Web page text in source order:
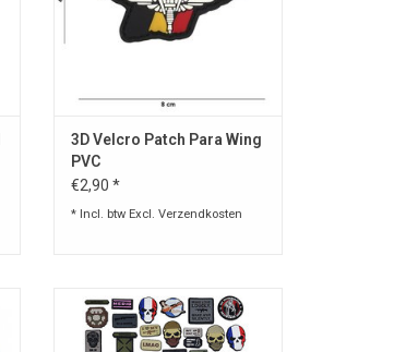
3D Velcro Patch Para Wing
PVC
€2,90 *
* Incl. btw Excl. Verzendkosten
3D Patch in PVC met klittenband
TOEVOEGEN AAN WINKELWAGEN